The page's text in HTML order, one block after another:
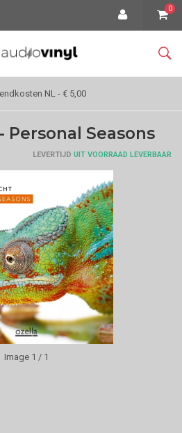
0
NL - € 5,00
Personal Seasons
LEVERTIJD UIT VOORRAAD LEVERBAAR
Image 1 / 1